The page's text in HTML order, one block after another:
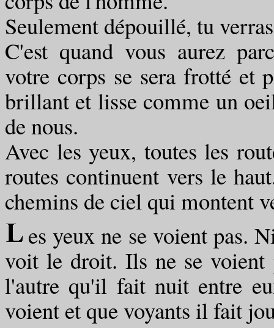
Seulement dépouillé, tu
C'est quand vous aurez
votre corps se sera frotté et
brillant et lisse comme un
de nous.
Avec les yeux, toutes les
routes continuent vers le
chemins de ciel qui montent
es yeux ne se voient pas.
voit le droit. Ils ne se voient
l'autre qu'il fait nuit entre
voient et que voyants il fait